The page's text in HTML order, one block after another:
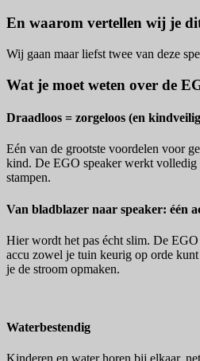
En waarom vertellen wij je
Wij gaan maar liefst twee van deze
Wat je moet weten over de
Draadloos = zorgeloos (en
Eén van de grootste voordelen voor
kind. De EGO speaker werkt volledig
stampen.
Van bladblazer naar speaker: één
Hier wordt het pas écht slim. De EGO
accu zowel je tuin keurig op orde
je de stroom opmaken.
Waterbestendig